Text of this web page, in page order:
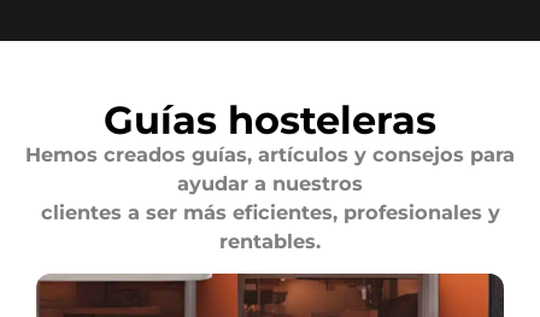
Guías hosteleras
Hemos creados guías, artículos y consejos para
ayudar a nuestros
clientes a ser más eficientes, profesionales y
rentables.